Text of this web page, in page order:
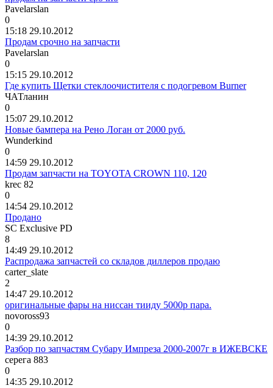
Pavelarslan
0
15:18 29.10.2012
Продам срочно на запчасти
Pavelarslan
0
15:15 29.10.2012
Где купить Щетки стеклоочистителя с подогревом Burner
ЧАТланин
0
15:07 29.10.2012
Новые бампера на Рено Логан от 2000 руб.
Wunderkind
0
14:59 29.10.2012
Продам запчасти на TOYOTA CROWN 110, 120
krec 82
0
14:54 29.10.2012
Продано
SC Exclusive PD
8
14:49 29.10.2012
Распродажа запчастей со складов диллеров продаю
carter_slate
2
14:47 29.10.2012
оригинальные фары на ниссан тииду 5000р пара.
novoross93
0
14:39 29.10.2012
Разбор по запчастям Субару Импреза 2000-2007г в ИЖЕВСКЕ
серега 883
0
14:35 29.10.2012